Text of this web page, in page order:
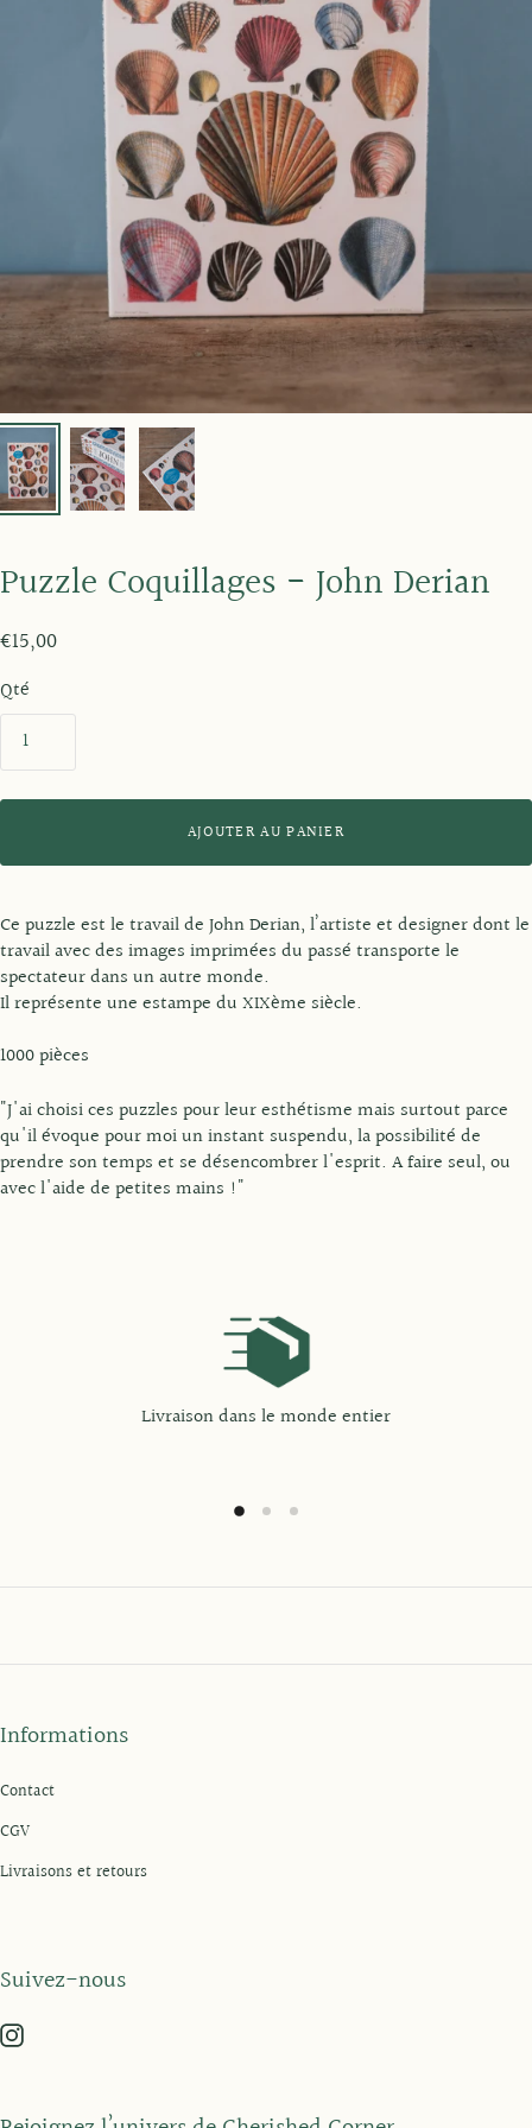
Puzzle Coquillages - John Derian
€15,00
Qté
AJOUTER AU PANIER
Ce puzzle est le travail de John Derian, l’artiste et designer dont le
travail avec des images imprimées du passé transporte le
spectateur dans un autre monde.
Il représente une estampe du XIXème siècle.
1000 pièces
"J'ai choisi ces puzzles pour leur esthétisme mais surtout parce
qu'il évoque pour moi un instant suspendu, la possibilité de
prendre son temps et se désencombrer l'esprit. A faire seul, ou
avec l'aide de petites mains !"
Livraison dans le monde entier
Informations
Contact
CGV
Livraisons et retours
Suivez-nous